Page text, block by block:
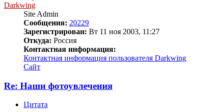
Darkwing
Site Admin
Сообщения: 20229
Зарегистрирован: Вт 11 ноя 2003, 11:27
Откуда: Россия
Контактная информация:
Контактная информация пользователя Darkwing
Сайт
Re: Наши фотоувлечения
Цитата